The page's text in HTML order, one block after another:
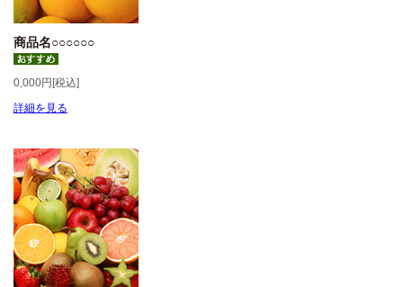
商品名○○○○○○
0,000円[税込]
詳細を見る